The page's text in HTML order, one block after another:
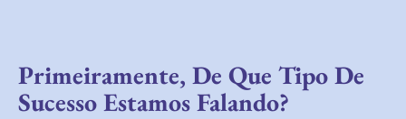
Primeiramente, De Que Tipo De
Sucesso Estamos Falando?